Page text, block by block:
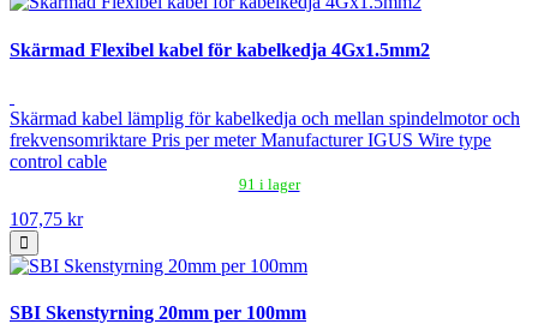
Skärmad Flexibel kabel för kabelkedja 4Gx1.5mm2
Skärmad kabel lämplig för kabelkedja och mellan spindelmotor och
frekvensomriktare Pris per meter Manufacturer IGUS Wire type
control cable
91 i lager
107,75 kr
SBI Skenstyrning 20mm per 100mm